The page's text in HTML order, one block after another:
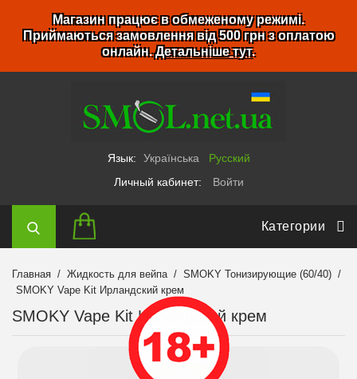
Магазин працює в обмеженому режимі.
Приймаються замовлення від 500 грн з оплатою
онлайн.Детальніше тут.
Язык: Українська
Русский
Личный кабинет:
Войти
Категории
Главная Жидкость для вейпа
SMOKY Тонизирующие (60/40)
SMOKY Vape Kit Ирландский крем
SMOKY Vape Kit Ирландский крем